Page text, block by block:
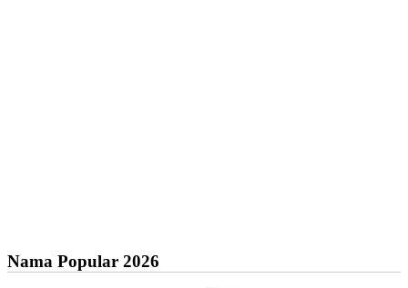
Nama Popular 2026